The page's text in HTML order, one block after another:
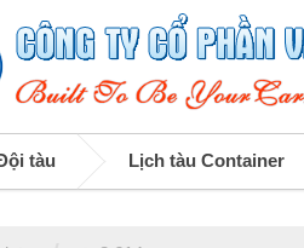
tàu Lịch tàu Container